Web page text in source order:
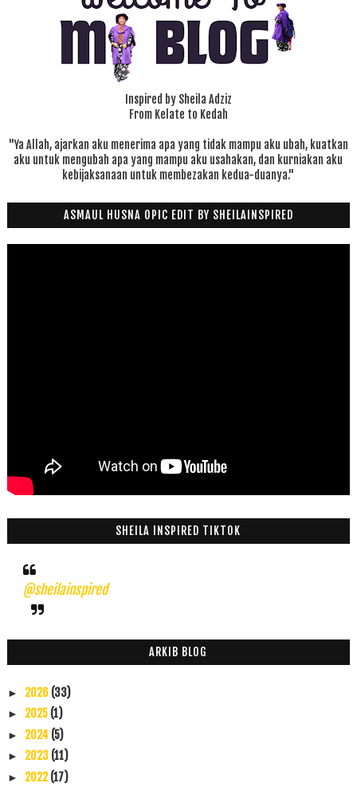
Inspired by Sheila Adziz
From Kelate to Kedah
"Ya Allah, ajarkan aku menerima apa yang tidak mampu aku ubah, kuatkan
aku untuk mengubah apa yang mampu aku usahakan, dan kurniakan aku
kebijaksanaan untuk membezakan kedua-duanya."
ASMAUL HUSNA OPIC EDIT BY SHEILAINSPIRED
SHEILA INSPIRED TIKTOK
@sheilainspired
ARKIB BLOG
► 2026 (33)
► 2025 (1)
► 2024 (5)
► 2023 (11)
► 2022(17)